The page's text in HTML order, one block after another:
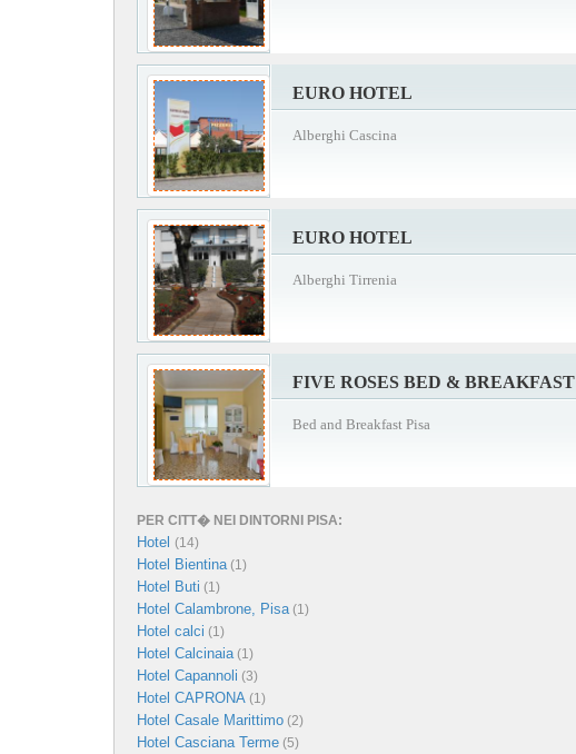
EURO HOTEL
Alberghi Cascina
EURO HOTEL
Alberghi Tirrenia
FIVE ROSES BED & BREAKFAST
Bed and Breakfast Pisa
PER CITT� NEI DINTORNI PISA:
Hotel (14)
Hotel Bientina(1)
Hotel Buti (1)
Hotel Calambrone, Pisa(1)
Hotel calci (1)
Hotel Calcinaia(1)
Hotel Capannoli (3)
Hotel CAPRONA (1)
Hotel Casale Marittimo (2)
Hotel Casciana Terme (5)